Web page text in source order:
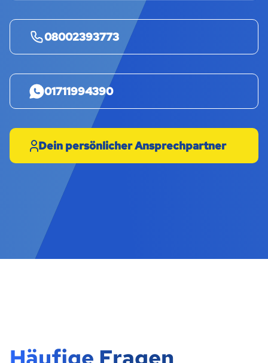
08002393773
01711994390
Dein persönlicher Ansprechpartner